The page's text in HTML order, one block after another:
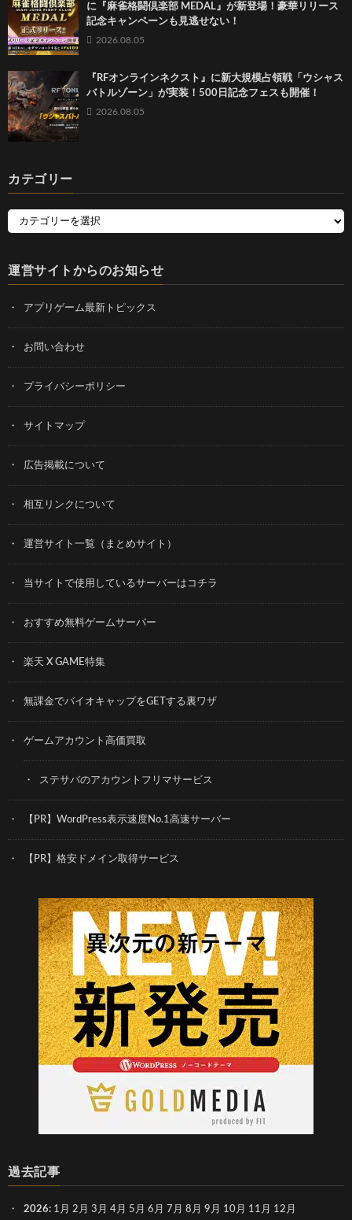
に『麻雀格闘倶楽部 MEDAL』が新登場！豪華リリース
記念キャンペーンも見逃せない！
2026.08.05
『RFオンラインネクスト』に新大規模占領戦「ウシャス
バトルゾーン」が実装！500日記念フェスも開催！
2026.08.05
カテゴリー
運営サイトからのお知らせ
アプリゲーム最新トピックス
お問い合わせ
プライバシーポリシー
サイトマップ
広告掲載について
相互リンクについて
運営サイト一覧（まとめサイト）
当サイトで使用しているサーバーはコチラ
おすすめ無料ゲームサーバー
楽天 X GAME特集
無課金でバイオキャップをGETする裏ワザ
ゲームアカウント高価買取
ステサバのアカウントフリマサービス
【PR】WordPress表示速度No.1高速サーバー
【PR】格安ドメイン取得サービス
過去記事
2026: 1月 2月 3月 4月 5月 6月 7月 8月 9月 10月 11月 12月